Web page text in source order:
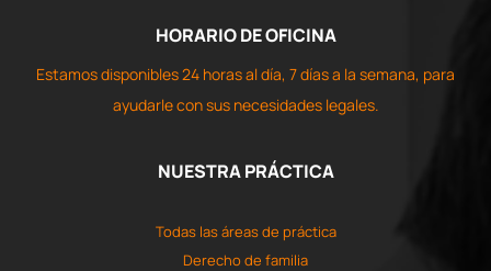
HORARIO DE OFICINA
Estamos disponibles 24 horas al día, 7 días a la semana, para
ayudarle con sus necesidades legales.
NUESTRA PRÁCTICA
Todas las áreas de práctica
Derecho de familia